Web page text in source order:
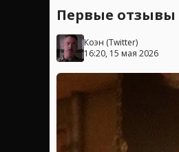
Первые
Коэн (Twitter)
16:20, 15 мая 2026